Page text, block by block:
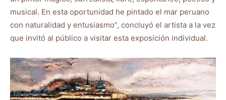
musical. En esta oportunidad he pintado el mar peruano
con naturalidad y entusiasmo”, concluyó el artista a la vez
que invitó al público a visitar esta exposición individual.